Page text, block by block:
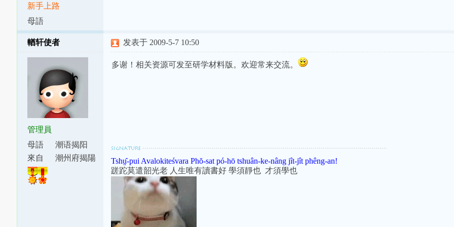
新手上路
母語
輶轩使者
管理員
母語
潮语揭阳
腔
來自
潮州府揭陽
发表于 2009-5-7 10:50
多谢！相关资源可发至研学材料版。欢迎常来交流。
Tshṳ̂-pui Avalokiteśvara Phŏ-sat pó-hō tshuân-ke-nâng jît-jît phêng-an!
蹉跎莫遣韶光老 人生唯有讀書好 學須靜也 才須學也